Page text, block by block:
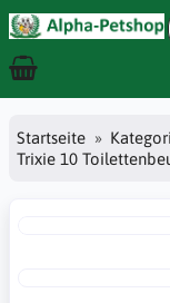
Startseite
Trixie 10